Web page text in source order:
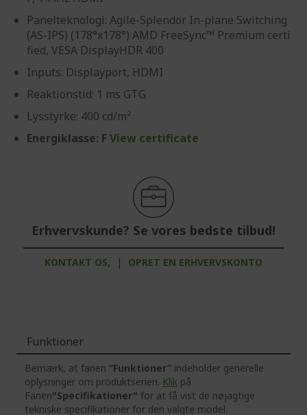
Panelteknologi: Agile-Splendor In-plane Switching
(AS-IPS) (178°x178°) AMD FreeSync™ Premium certi
fied, VESA DisplayHDR 400
Inputs: Displayport, HDMI
Reaktionstid: 1 ms GTG
Lysstyrke: 400 cd/m²
Energiklasse: F View certificate
Erhvervskunde? Se vores bedste tilbud!
KONTAKT OS, | OPRET EN ERHVERVSKONTO
Funktioner
Bemærk, at fanen ”Funktioner” indeholder generelle
oplysninger om produktserien. Klik på
Fanen"Specifikationer" for at få vist de nøjagtige
tekniske specifikationer for den valgte model.